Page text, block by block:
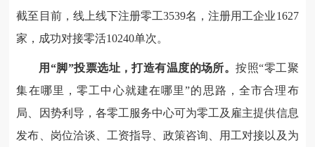
截至目前，线上线下注册零工3539名，注册用工企业1627
家，成功对接零活10240单次。
用“脚”投票选址，打造有温度的场所。按照“零工聚
集在哪里，零工中心就建在哪里”的思路，全市合理布
局、因势利导，各零工服务中心可为零工及雇主提供信息
发布、岗位洽谈、工资指导、政策咨询、用工对接以及为